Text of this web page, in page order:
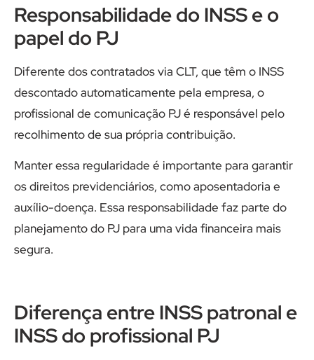
Responsabilidade do INSS e o
papel do PJ
Diferente dos contratados via CLT, que têm o INSS
descontado automaticamente pela empresa, o
profissional de comunicação PJ é responsável pelo
recolhimento de sua própria contribuição.
Manter essa regularidade é importante para garantir
os direitos previdenciários, como aposentadoria e
auxílio-doença. Essa responsabilidade faz parte do
planejamento do PJ para uma vida financeira mais
segura.
Diferença entre INSS patronal e
INSS do profissional PJ